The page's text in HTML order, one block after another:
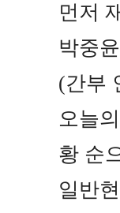
먼저
박중
(간부
오늘
황 순
일반